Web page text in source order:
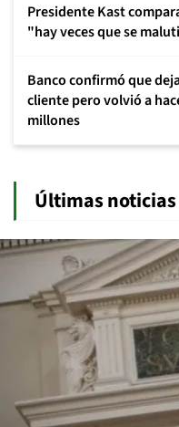
Presidente Kast
"hay veces que se
Banco confirmó que
cliente pero volvió a
millones
Últimas noticias